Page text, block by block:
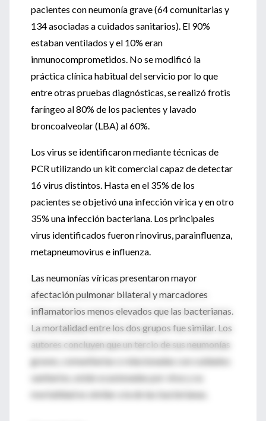
pacientes con neumonía grave (64 comunitarias y
134 asociadas a cuidados sanitarios). El 90%
estaban ventilados y el 10% eran
inmunocomprometidos. No se modificó la
práctica clínica habitual del servicio por lo que
entre otras pruebas diagnósticas, se realizó frotis
faríngeo al 80% de los pacientes y lavado
broncoalveolar (LBA) al 60%.
Los virus se identificaron mediante técnicas de
PCR utilizando un kit comercial capaz de detectar
16 virus distintos. Hasta en el 35% de los
pacientes se objetivó una infección vírica y en otro
35% una infección bacteriana. Los principales
virus identificados fueron rinovirus, parainfluenza,
metapneumovirus e influenza.
Las neumonías víricas presentaron mayor
afectación pulmonar bilateral y marcadores
inflamatorios menos elevados que las bacterianas.
La mortalidad entre los dos grupos fue similar. Los
autores concluyen que un tercio de sus neumonías
graves, comunitarias o relacionadas con cuidados
sanitarios, están ocasionadas por virus y su
mortalidad es similar a la de las bacterianas.